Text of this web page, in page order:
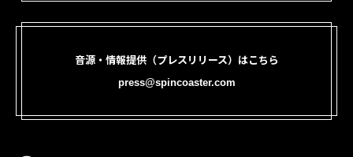
音源・情報提供（プレスリリース）はこちら
press@spincoaster.com